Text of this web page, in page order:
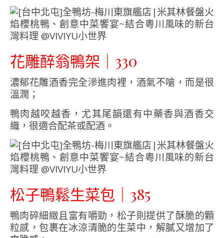
花雕醉翁鴨架｜330
濃郁花雕酒香完全滲進肉裡，酒氣不嗆，而是很
溫潤；
鴨肉越咬越香，尤其尾韻還有中藥香與酒香交
織，很適合配茶或配酒。
松子鴨鬆生菜包｜385
鴨肉碎細緻且富有嚼勁，松子則提供了酥脆的顆
粒感，包裹在冰涼清脆的生菜中，解膩又增加了